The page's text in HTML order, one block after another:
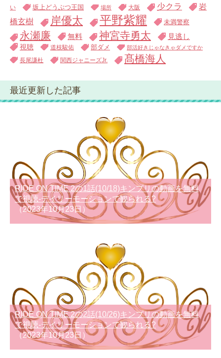
い
坂上どうぶつ王国 場所 大阪 少クラ
岩
橋玄樹
岸優太 平野紫耀 未満警察
永瀬廉 無料 神宮寺勇太
見逃し
視聴
道枝駿佑 部ダメ 部活好きじゃなきゃダメですか
長尾謙杜 関西ジャニーズJr. 髙橋海人
最近更新した記事
RIDE ON TIME 2の1話(10/18)キンプリの動画を無料
で視聴-デイリーモーションで観られる?
（2023年10月23日）
RIDE ON TIME 2の2話(10/26)キンプリの動画を無料
で視聴-デイリーモーションで観られる?
（2023年10月23日）